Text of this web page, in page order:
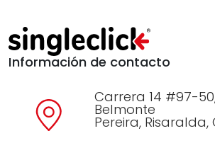
Información de contacto
Carrera 14 #97-
Belmonte
Pereira,